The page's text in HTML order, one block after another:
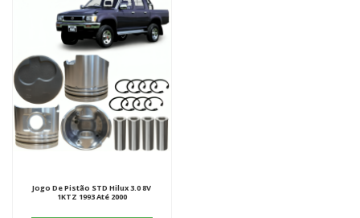
Jogo De Pistão STD Hilux 3.0 8V
1KTZ 1993 Até 2000